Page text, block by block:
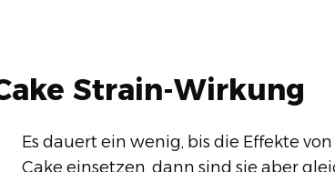
Strain-Wirkung
Es dauert ein wenig, bis die Effekte von
Cake einsetzen, dann sind sie aber